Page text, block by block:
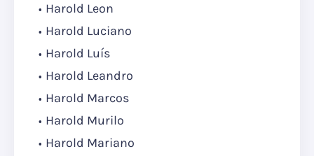
Harold Leon
Harold Luciano
Harold Luís
Harold Leandro
Harold Marcos
Harold Murilo
Harold Mariano